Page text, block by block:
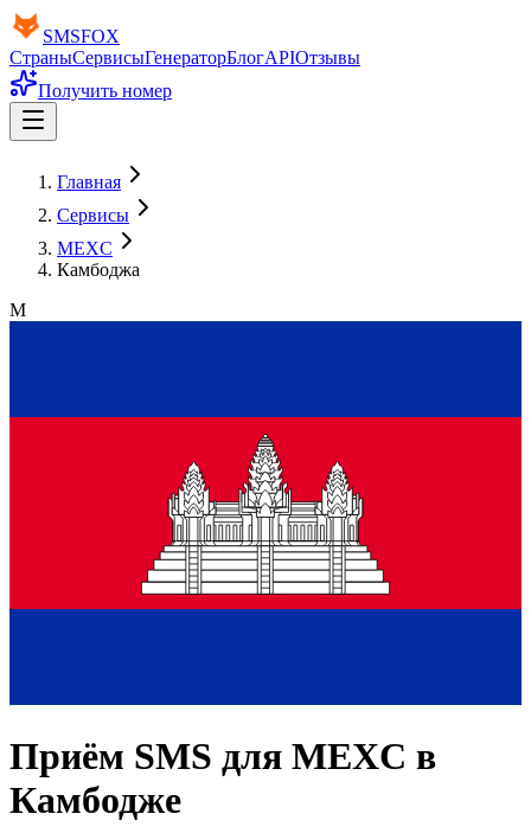
SMSFOX
СтраныСервисыГенераторБлогAPIОтзывы
Получить номер
Главная
Сервисы
MEXC
Камбоджа
M
Приём SMS для MEXC в
Камбодже